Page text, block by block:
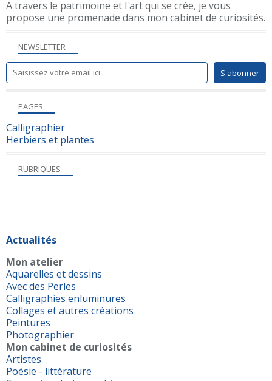
NEWSLETTER
A travers le patrimoine et l'art qui se crée, je vous
propose une promenade dans mon cabinet de curiosités.
PAGES
Calligraphier
Herbiers et plantes
RUBRIQUES
Actualités
Mon atelier
Aquarelles et dessins
Avec des Perles
Calligraphies enluminures
Collages et autres créations
Peintures
Photographier
Mon cabinet de curiosités
Artistes
Poésie - littérature